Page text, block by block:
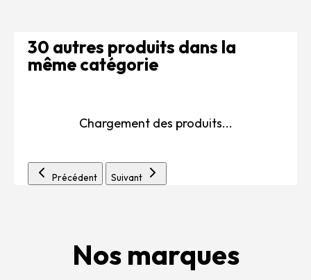
30 autres produits dans la
même catégorie
Chargement des produits...
Précédent Suivant
Nos marques